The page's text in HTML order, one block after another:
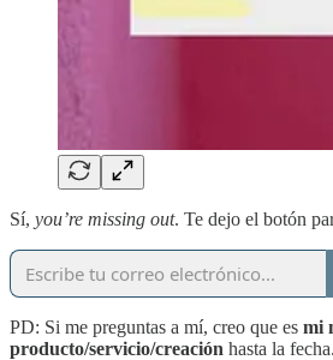
Sí, you’re missing out. Te dejo el botón
PD: Si me preguntas a mí, creo que es mi
producto/servicio/creación hasta la fecha.